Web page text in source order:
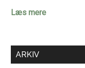
Læs mereEksklusiv
i
ARKIV